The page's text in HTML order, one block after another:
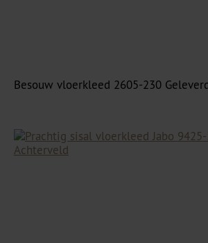
Besouw vloerkleed 2605-230